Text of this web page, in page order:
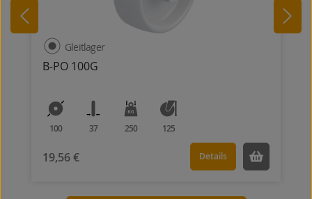
B-PO 100G
Gleitlager
100 37 250 125
19,56 € Details